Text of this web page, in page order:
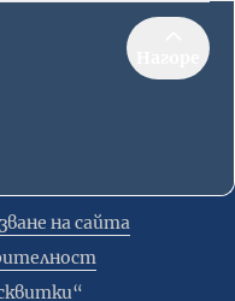
на сайта